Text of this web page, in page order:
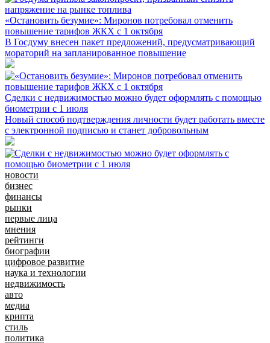
«Остановить безумие»: Миронов потребовал отменить
повышение тарифов ЖКХ с 1 октября
В Госдуму внесен пакет предложений, предусматривающий
мораторий на запланированное повышение
Сделки с недвижимостью можно будет оформлять с помощью
биометрии с 1 июля
Новый способ подтверждения личности будет работать вместе
с электронной подписью и станет добровольным
новости
бизнес
финансы
рынки
первые лица
мнения
рейтинги
биографии
цифровое развитие
наука и технологии
недвижимость
авто
медиа
крипта
стиль
политика